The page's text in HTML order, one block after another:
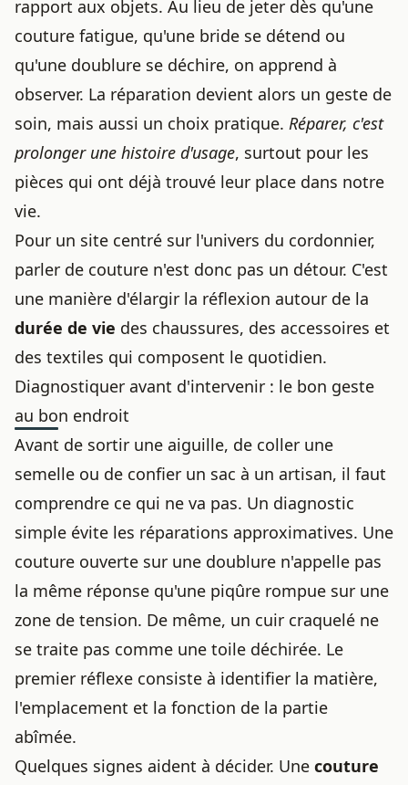
rapport aux objets. Au lieu de jeter dès qu'une
couture fatigue, qu'une bride se détend ou
qu'une doublure se déchire, on apprend à
observer. La réparation devient alors un geste de
soin, mais aussi un choix pratique. Réparer, c'est
prolonger une histoire d'usage, surtout pour les
pièces qui ont déjà trouvé leur place dans notre
vie.
Pour un site centré sur l'univers du cordonnier,
parler de couture n'est donc pas un détour. C'est
une manière d'élargir la réflexion autour de la
durée de vie des chaussures, des accessoires et
des textiles qui composent le quotidien.
Diagnostiquer avant d'intervenir : le bon geste
au bon endroit
Avant de sortir une aiguille, de coller une
semelle ou de confier un sac à un artisan, il faut
comprendre ce qui ne va pas. Un diagnostic
simple évite les réparations approximatives. Une
couture ouverte sur une doublure n'appelle pas
la même réponse qu'une piqûre rompue sur une
zone de tension. De même, un cuir craquelé ne
se traite pas comme une toile déchirée. Le
premier réflexe consiste à identifier la matière,
l'emplacement et la fonction de la partie
abîmée.
Quelques signes aident à décider. Une couture